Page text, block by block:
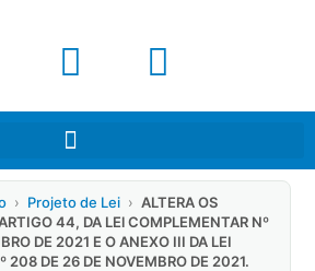
› Projeto de Lei › ALTERA OS
44, DA LEl COMPLEMENTAR Nº
DE 2021 E O ANEXO III DA LEI
208 DE 26 DE NOVEMBRO DE 2021.